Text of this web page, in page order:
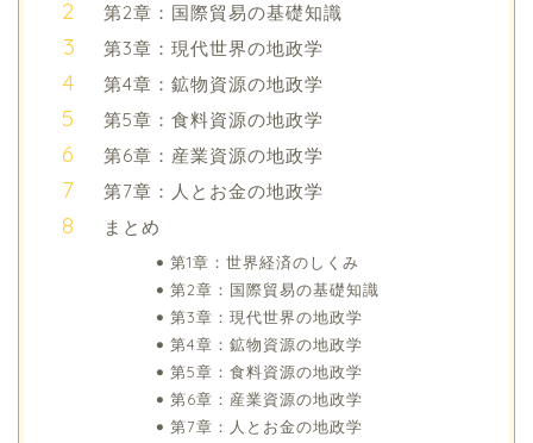
第2章：国際貿易の基礎知識
第3章：現代世界の地政学
第4章：鉱物資源の地政学
第5章：食料資源の地政学
第6章：産業資源の地政学
第7章：人とお金の地政学
まとめ
第1章：世界経済のしくみ
第2章：国際貿易の基礎知識
第3章：現代世界の地政学
第4章：鉱物資源の地政学
第5章：食料資源の地政学
第6章：産業資源の地政学
第7章：人とお金の地政学